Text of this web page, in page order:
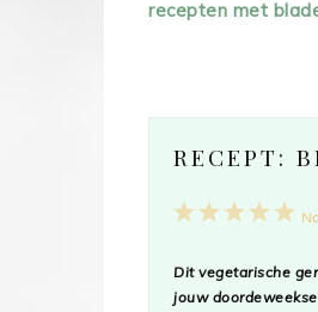
recepten met
RECEPT:
5
4
3
2
1
Dit vegetarische
jouw